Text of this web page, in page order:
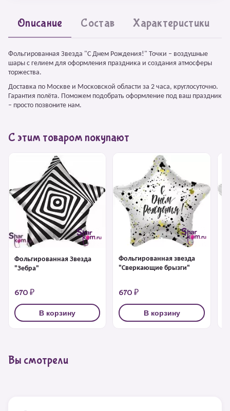
Описание Состав Характеристики
Фольгированная Звезда "С Днем Рождения!" Точки – воздушные
шары с гелием для оформления праздника и создания атмосферы
торжества.
Доставка по Москве и Московской области за 2 часа, круглосуточно.
Гарантия полёта. Поможем подобрать оформление под ваш праздник
– просто позвоните нам.
С этим товаром покупают
Фольгированная Звезда
"Зебра"
670 ₽
В корзину
Фольгированная звезда
"Сверкающие брызги"
670 ₽
В корзину
Вы смотрели